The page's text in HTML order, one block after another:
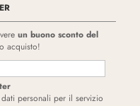
un buono sconto del
acquisto!
personali per il servizio